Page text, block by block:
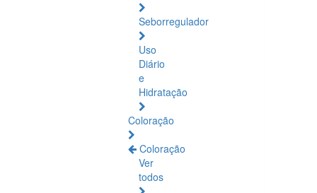
Seborregulador
Uso
Diário
e
Hidratação
Coloração
Coloração
Ver
todos